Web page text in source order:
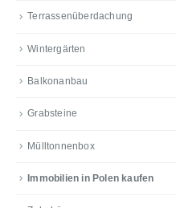
Terrassenüberdachung
Wintergärten
Balkonanbau
Grabsteine
Mülltonnenbox
Immobilien in Polen kaufen